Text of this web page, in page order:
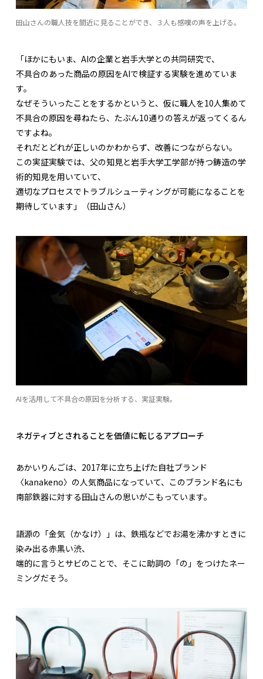
田山さんの職人技を間近に見ることができ、３人も感嘆の声を上げる。
「ほかにもいま、AIの企業と岩手大学との共同研究で、
不具合のあった商品の原因をAIで検証する実験を進めていま
す。
なぜそういったことをするかというと、仮に職人を10人集めて
不具合の原因を尋ねたら、たぶん10通りの答えが返ってくるん
ですよね。
それだとどれが正しいのかわからず、改善につながらない。
この実証実験では、父の知見と岩手大学工学部が持つ鋳造の学
術的知見を用いていて、
適切なプロセスでトラブルシューティングが可能になることを
期待しています」（田山さん）
AIを活用して不具合の原因を分析する、実証実験。
ネガティブとされることを価値に転じるアプローチ
あかいりんごは、2017年に立ち上げた自社ブランド
〈kanakeno〉の人気商品になっていて、このブランド名にも
南部鉄器に対する田山さんの思いがこもっています。
語源の「金気（かなけ）」は、鉄瓶などでお湯を沸かすときに
染み出る赤黒い渋、
端的に言うとサビのことで、そこに助詞の「の」をつけたネー
ミングだそう。